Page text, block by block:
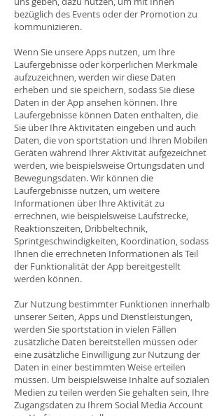
bezüglich des Events oder der Promotion zu
kommunizieren.
Wenn Sie unsere Apps nutzen, um Ihre
Laufergebnisse oder körperlichen Merkmale
aufzuzeichnen, werden wir diese Daten
erheben und sie speichern, sodass Sie diese
Daten in der App ansehen können. Ihre
Laufergebnisse können Daten enthalten, die
Sie über Ihre Aktivitäten eingeben und auch
Daten, die von sportstation und Ihren Mobilen
Geräten während Ihrer Aktivität aufgezeichnet
werden, wie beispielsweise Ortungsdaten und
Bewegungsdaten. Wir können die
Laufergebnisse nutzen, um weitere
Informationen über Ihre Aktivität zu
errechnen, wie beispielsweise Laufstrecke,
Reaktionszeiten, Dribbeltechnik,
Sprintgeschwindigkeiten, Koordination, sodass
Ihnen die errechneten Informationen als Teil
der Funktionalität der App bereitgestellt
werden können.
Zur Nutzung bestimmter Funktionen innerhalb
unserer Seiten, Apps und Dienstleistungen,
werden Sie sportstation in vielen Fällen
zusätzliche Daten bereitstellen müssen oder
eine zusätzliche Einwilligung zur Nutzung der
Daten in einer bestimmten Weise erteilen
müssen. Um beispielsweise Inhalte auf sozialen
Medien zu teilen werden Sie gehalten sein, Ihre
Zugangsdaten zu Ihrem Social Media Account